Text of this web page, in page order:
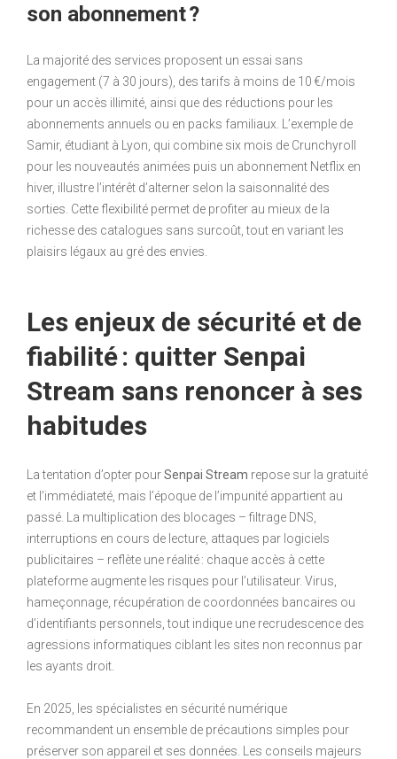
son abonnement ?
La majorité des services proposent un essai sans
engagement (7 à 30 jours), des tarifs à moins de 10 €/mois
pour un accès illimité, ainsi que des réductions pour les
abonnements annuels ou en packs familiaux. L’exemple de
Samir, étudiant à Lyon, qui combine six mois de Crunchyroll
pour les nouveautés animées puis un abonnement Netflix en
hiver, illustre l’intérêt d’alterner selon la saisonnalité des
sorties. Cette flexibilité permet de profiter au mieux de la
richesse des catalogues sans surcoût, tout en variant les
plaisirs légaux au gré des envies.
Les enjeux de sécurité et de
fiabilité : quitter Senpai
Stream sans renoncer à ses
habitudes
La tentation d’opter pourSenpai Stream repose sur la gratuité
et l’immédiateté, mais l’époque de l’impunité appartient au
passé. La multiplication des blocages – filtrage DNS,
interruptions en cours de lecture, attaques par logiciels
publicitaires – reflète une réalité : chaque accès à cette
plateforme augmente les risques pour l’utilisateur. Virus,
hameçonnage, récupération de coordonnées bancaires ou
d’identifiants personnels, tout indique une recrudescence des
agressions informatiques ciblant les sites non reconnus par
les ayants droit.
En 2025, les spécialistes en sécurité numérique
recommandent un ensemble de précautions simples pour
préserver son appareil et ses données. Les conseils majeurs